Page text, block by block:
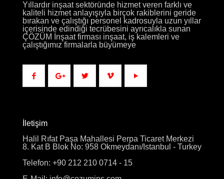
Yıllardır inşaat sektöründe hizmet veren farklı ve
kaliteli hizmet anlayışıyla birçok rakiblerini geride
bırakan ve çalıştığı personel kadrosuyla uzun yıllar
içerisinde edindiği tecrübesini ayrıcalıkla sunan
ÇÖZÜM İnşaat firması inşaat, iş kalemleri ve
çalıştığımız firmalarla büyümeye
İletişim
Halil Rıfat Paşa Mahallesi Perpa Ticaret Merkezi
8. Kat B Blok No: 958 Okmeydanı/Istanbul - Turkey
Telefon: +90 212 210 0714 - 15